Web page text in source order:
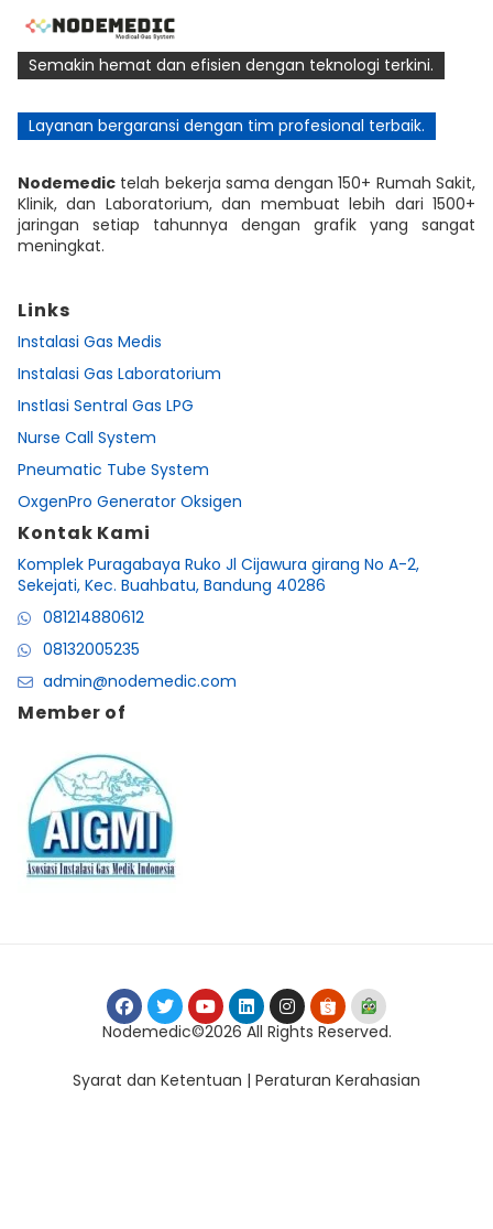
Semakin hemat dan efisien dengan teknologi terkini.
Layanan bergaransi dengan tim profesional terbaik.
Nodemedic telah bekerja sama dengan 150+ Rumah Sakit,
Klinik, dan Laboratorium, dan membuat lebih dari 1500+
jaringan setiap tahunnya dengan grafik yang sangat
meningkat.
Links
Instalasi Gas Medis
Instalasi Gas Laboratorium
Instlasi Sentral Gas LPG
Nurse Call System
Pneumatic Tube System
OxgenPro Generator Oksigen
Kontak Kami
Komplek Puragabaya Ruko Jl Cijawura girang No A-2,
Sekejati, Kec. Buahbatu, Bandung 40286
081214880612
08132005235
admin@nodemedic.com
Member of
Nodemedic©2026 All Rights Reserved.
Syarat dan Ketentuan | Peraturan Kerahasian